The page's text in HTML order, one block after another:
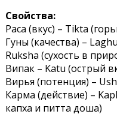
Свойства:
Раса (вкус) – Tikta
Гуны (качества) –
Ruksha (сухость в
Випак – Katu (острый
Вирья (потенция) –
Карма (действие) –
капха и питта доша)